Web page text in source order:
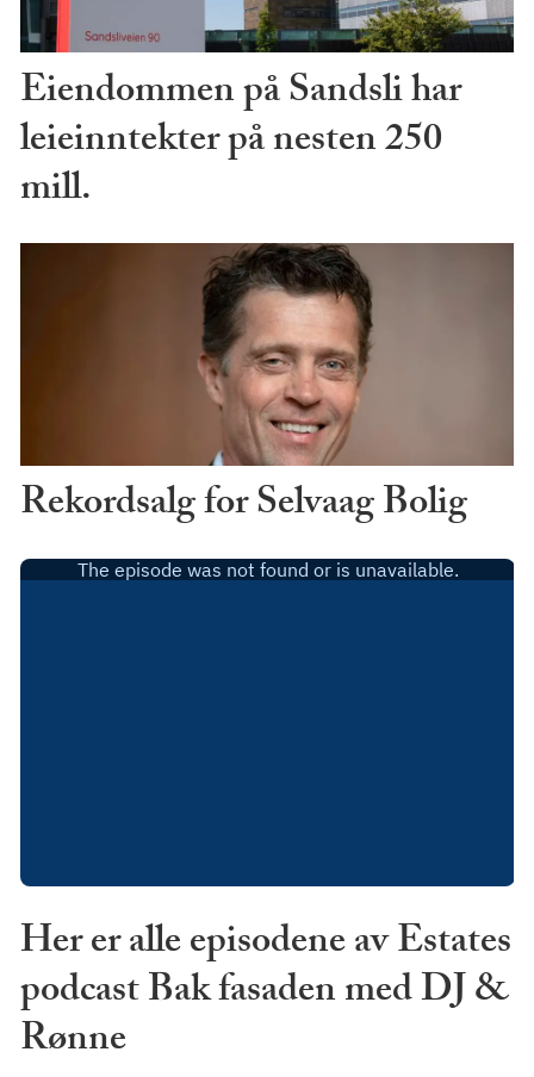
Eiendommen på Sandsli har
leieinntekter på nesten 250
mill.
Rekordsalg for Selvaag Bolig
Her er alle episodene av Estates
podcast Bak fasaden med DJ &
Rønne